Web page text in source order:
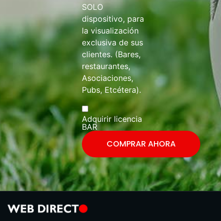
SOLO
dispositivo, para
la visualización
exclusiva de sus
clientes. (Bares,
restaurantes,
Asociaciones,
Pubs, Etcétera).
Adquirir licencia
BAR
COMPRAR AHORA